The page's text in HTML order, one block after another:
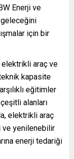
Enerji ve
geleceğini
için bir
elektrikli araç ve
kapasite
eğitimler
alanları
elektrikli araç
ve yenilenebilir
enerji tedariği